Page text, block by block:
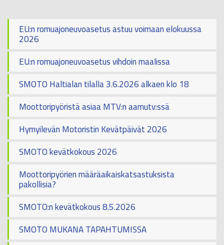
EU:n romuajoneuvoasetus astuu voimaan elokuussa
2026
EU:n romuajoneuvoasetus vihdoin maalissa
SMOTO Haltialan tilalla 3.6.2026 alkaen klo 18
Moottoripyöristä asiaa MTV:n aamutv:ssä
Hymyilevän Motoristin Kevätpäivät 2026
SMOTO kevätkokous 2026
Moottoripyörien määräaikaiskatsastuksista
pakollisia?
SMOTO:n kevätkokous 8.5.2026
SMOTO MUKANA TAPAHTUMISSA